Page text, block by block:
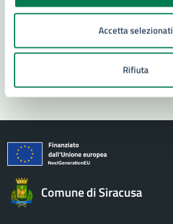
Accetta selezionati
Rifiuta
Prenota appuntamento
Problemi in città
Comune di Siracusa